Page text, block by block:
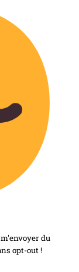
du
opt-out !